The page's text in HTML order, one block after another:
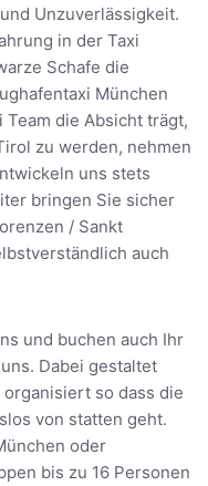
Unzuverlässigkeit.
in der Taxi
Schafe die
München
Team die Absicht trägt,
zu werden, nehmen
uns stets
bringen Sie sicher
/ Sankt
auch
und buchen auch Ihr
Dabei gestaltet
so dass die
von statten geht.
oder
bis zu 16 Personen